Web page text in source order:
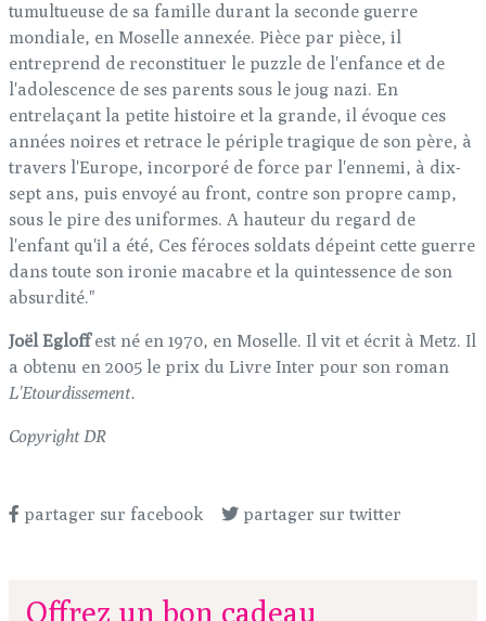
tumultueuse de sa famille durant la seconde guerre
mondiale, en Moselle annexée. Pièce par pièce, il
entreprend de reconstituer le puzzle de l'enfance et de
l'adolescence de ses parents sous le joug nazi. En
entrelaçant la petite histoire et la grande, il évoque ces
années noires et retrace le périple tragique de son père, à
travers l'Europe, incorporé de force par l'ennemi, à dix-
sept ans, puis envoyé au front, contre son propre camp,
sous le pire des uniformes. A hauteur du regard de
l'enfant qu'il a été, Ces féroces soldats dépeint cette guerre
dans toute son ironie macabre et la quintessence de son
absurdité."
Joël Egloffest né en 1970, en Moselle. Il vit et écrit à Metz. Il
a obtenu en 2005 le prix du Livre Inter pour son roman
L'Etourdissement.
Copyright DR
partager sur facebook partager sur twitter
Offrez un bon cadeau